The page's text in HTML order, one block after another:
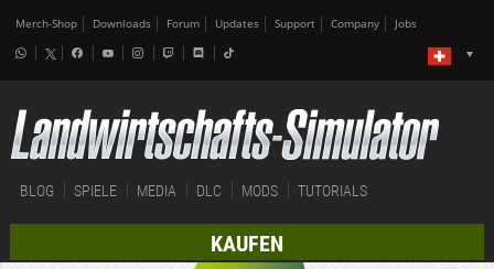
Merch-Shop Downloads Forum Updates Support Company Jobs
BLOG SPIELE MEDIA DLC MODS TUTORIALS
KAUFEN